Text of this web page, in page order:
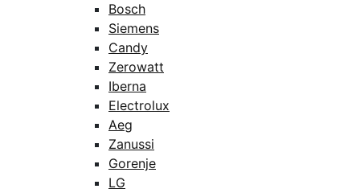
Bosch
Siemens
Candy
Zerowatt
Iberna
Electrolux
Aeg
Zanussi
Gorenje
LG